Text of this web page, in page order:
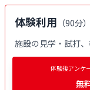
体験利用 （90分）
施設の見学・試打
体験後アンケ
無